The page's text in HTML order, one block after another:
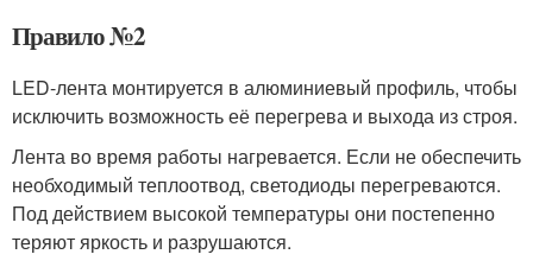
Правило №2
LED-лента монтируется в алюминиевый профиль, чтобы
исключить возможность её перегрева и выхода из строя.
Лента во время работы нагревается. Если не обеспечить
необходимый теплоотвод, светодиоды перегреваются.
Под действием высокой температуры они постепенно
теряют яркость и разрушаются.